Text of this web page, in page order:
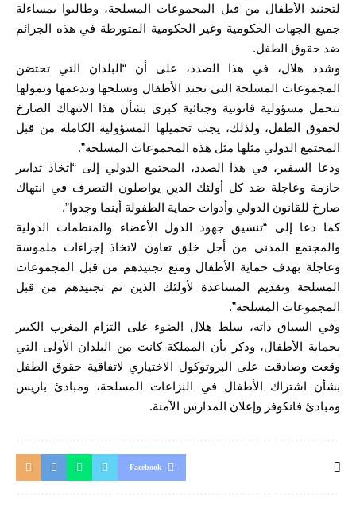
لتجنيد الأطفال من قبل المجموعات المسلحة، وطالبوا بمساءلة
جميع الجهات الحكومية وغير الحكومية المتورطة في هذه الجرائم
ضد حقوق الطفل.
وشدد هلال، في هذا الصدد، على أن “البلدان التي تحتضن
المجموعات المسلحة التي تجند الأطفال وتسلحها وتدعمها وتمولها
تتحمل مسؤولية قانونية وجنائية كبرى بشأن هذا الانتهاك الصارخ
لحقوق الطفل، ولذلك، يجب تحميلها المسؤولية الكاملة من قبل
المجتمع الدولي مثلها مثل هذه المجموعات المسلحة”.
ودعا السفير، في هذا الصدد، المجتمع الدولي إلى “اتخاذ تدابير
حازمة وعاجلة ضد كل أولئك الذين يواصلون التصرف في انتهاك
صارخ للقانون الدولي وأدوات حماية الطفولة أينما وجدوا”.
كما دعا إلى “تنسيق جهود الدول الأعضاء والمنظمات الدولية
والمجتمع المدني من أجل خلق تعاون لاتخاذ إجراءات ملموسة
وعاجلة بهدف حماية الأطفال ومنع تجنيدهم من قبل المجموعات
المسلحة وتقديم المساعدة لأولئك الذين تم تجنيدهم من قبل
المجموعات المسلحة”.
وفي السياق ذاته، سلط هلال الضوء على التزام المغرب الكبير
بحماية الأطفال، وذكر بأن المملكة كانت من البلدان الأولى التي
وقعت وصادقت على البروتوكول الاختياري لاتفاقية حقوق الطفل
بشأن اشتراك الأطفال في النزاعات المسلحة، ومبادئ باريس
ومبادئ فانكوفر وإعلان المدارس الآمنة.
Facebook